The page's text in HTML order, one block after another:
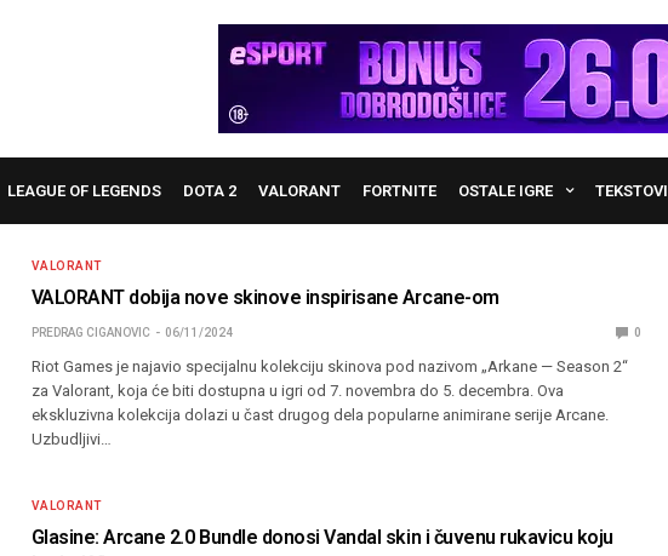
LEAGUE OF LEGENDS DOTA 2 VALORANT FORTNITE OSTALE IGRE TEKSTOVI
VALORANT
VALORANT dobija nove skinove inspirisane Arcane-om
PREDRAG CIGANOVIC 06/11/2024 0
Riot Games je najavio specijalnu kolekciju skinova pod nazivom „Arkane — Season 2“
za Valorant, koja će biti dostupna u igri od 7. novembra do 5. decembra. Ova
ekskluzivna kolekcija dolazi u čast drugog dela popularne animirane serije Arcane.
Uzbudljivi…
VALORANT
Glasine: Arcane 2.0 Bundle donosi Vandal skin i čuvenu rukavicu koju